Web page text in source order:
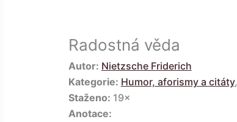
Radostná věda
Autor: Nietzsche Friderich
Kategorie: Humor, aforismy a citáty,
Staženo: 19×
Anotace: